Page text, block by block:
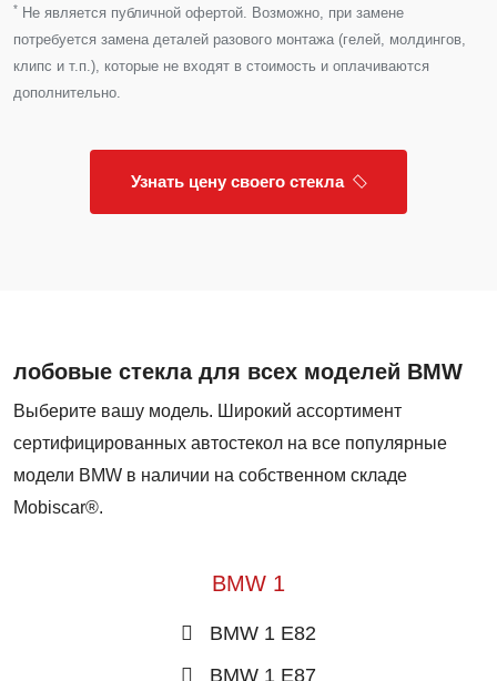
* Не является публичной офертой. Возможно, при замене
потребуется замена деталей разового монтажа (гелей, молдингов,
клипс и т.п.), которые не входят в стоимость и оплачиваются
дополнительно.
Узнать цену своего стекла
лобовые стекла для всех моделей BMW
Выберите вашу модель. Широкий ассортимент
сертифицированных автостекол на все популярные
модели BMW в наличии на собственном складе
Mobiscar®.
BMW 1
BMW 1 E82
BMW 1 E87